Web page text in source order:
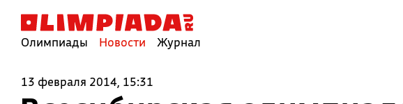
Олимпиады Новости Журнал
13 февраля 2014, 15:31